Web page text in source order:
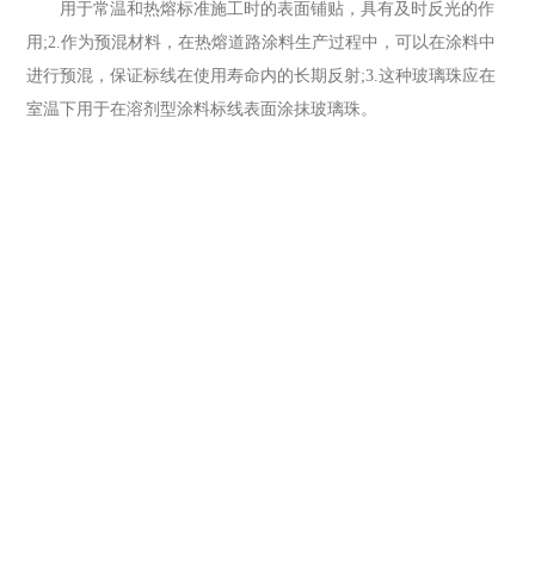
用于常温和热熔标准施工时的表面铺贴，具有及时反光的作
用;2.作为预混材料，在热熔道路涂料生产过程中，可以在涂料中
进行预混，保证标线在使用寿命内的长期反射;3.这种玻璃珠应在
室温下用于在溶剂型涂料标线表面涂抹玻璃珠。